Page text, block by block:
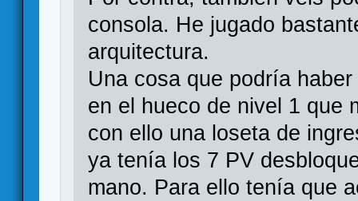
consola. He jugado
arquitectura.
Una cosa que podría
en el hueco de nivel 1 que
con ello una loseta de
ya tenía los 7 PV
mano. Para ello tenía que